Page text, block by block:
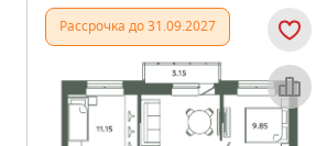
Рассрочка до 31.09.2027